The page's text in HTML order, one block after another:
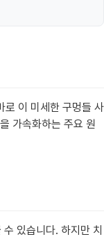
로 이 미세한 구멍들 사
가속화하는 주요 원
있습니다. 하지만 치